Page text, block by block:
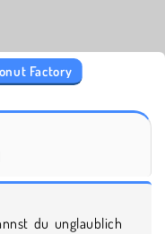
Factory
du unglaublich